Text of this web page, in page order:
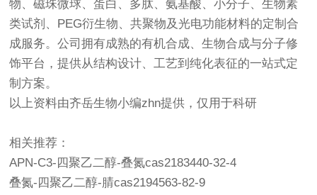
物、磁珠微球、蛋白、多肽、氨基酸、小分子、生物素
类试剂、PEG衍生物、共聚物及光电功能材料的定制合
成服务。公司拥有成熟的有机合成、生物合成与分子修
饰平台，提供从结构设计、工艺到纯化表征的一站式定
制方案。
以上资料由齐岳生物小编zhn提供，仅用于科研
相关推荐：
APN-C3-四聚乙二醇-叠氮cas2183440-32-4
叠氮-四聚乙二醇-腈cas2194563-82-9